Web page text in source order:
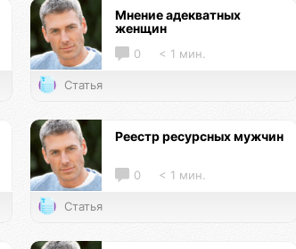
Мнение адекватных
женщин
0 < 1 мин.
Статья
Реестр ресурсных мужчин
0 < 1 мин.
Статья